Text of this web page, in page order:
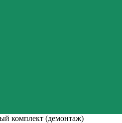
комплект (демонтаж)